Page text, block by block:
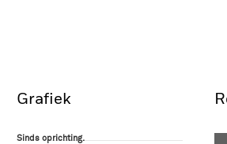
Grafiek
Sinds oprichting.
Sinds oprichting.